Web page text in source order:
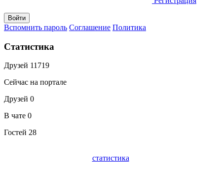
Вспомнить пароль Соглашение Политика
Статистика
Друзей 11719
Сейчас на портале
Друзей 0
В чате 0
Гостей 28
статистика